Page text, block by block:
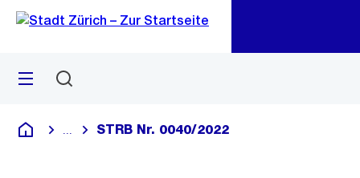
Navigation
Sprunglink
Menü
Deutsch
Blende alle Breadcrumbs ein
STRB Nr. 0040/2022